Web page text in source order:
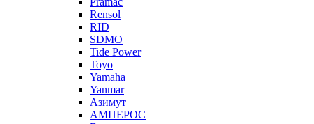
Rensol
RID
SDMO
Tide Power
Toyo
Yamaha
Yanmar
Азимут
АМПЕРОС